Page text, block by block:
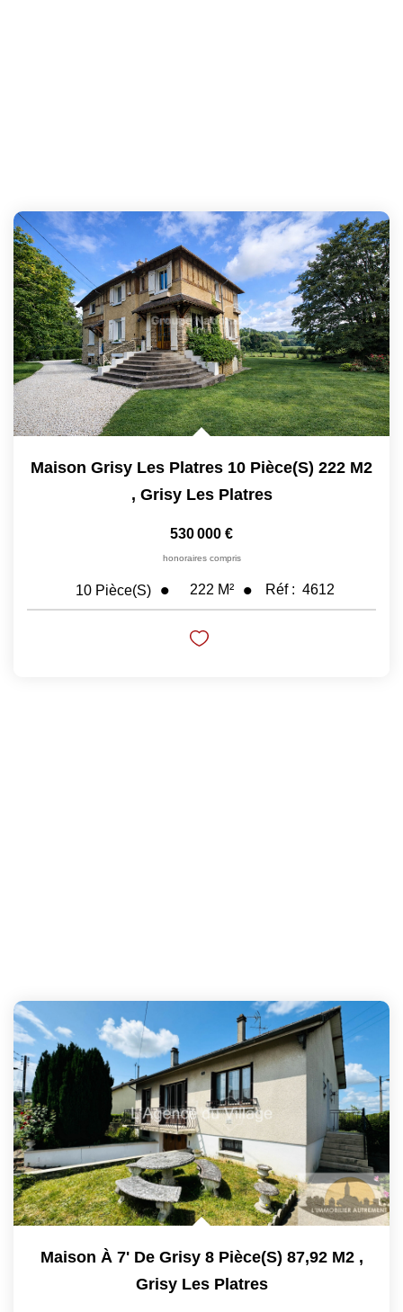
Maison Grisy Les Platres 10 Pièce(s) 222 M2
, Grisy Les Platres
530 000 €
honoraires compris
10 Pièce(s) 222 M² Réf : 4612
Maison À 7' De Grisy 8 Pièce(s) 87,92 M2 ,
Grisy Les Platres